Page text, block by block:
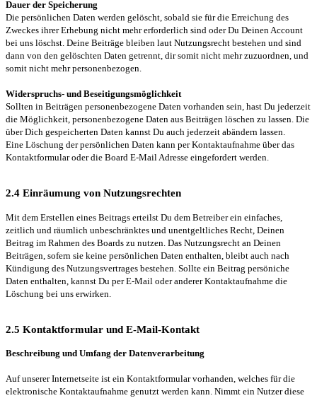
Dauer der Speicherung
Die persönlichen Daten werden gelöscht, sobald sie für die Erreichung des
Zweckes ihrer Erhebung nicht mehr erforderlich sind oder Du Deinen Account
bei uns löschst. Deine Beiträge bleiben laut Nutzungsrecht bestehen und sind
dann von den gelöschten Daten getrennt, dir somit nicht mehr zuzuordnen, und
somit nicht mehr personenbezogen.
Widerspruchs- und Beseitigungsmöglichkeit
Sollten in Beiträgen personenbezogene Daten vorhanden sein, hast Du jederzeit
die Möglichkeit, personenbezogene Daten aus Beiträgen löschen zu lassen. Die
über Dich gespeicherten Daten kannst Du auch jederzeit abändern lassen.
Eine Löschung der persönlichen Daten kann per Kontaktaufnahme über das
Kontaktformular oder die Board E-Mail Adresse eingefordert werden.
2.4 Einräumung von Nutzungsrechten
Mit dem Erstellen eines Beitrags erteilst Du dem Betreiber ein einfaches,
zeitlich und räumlich unbeschränktes und unentgeltliches Recht, Deinen
Beitrag im Rahmen des Boards zu nutzen. Das Nutzungsrecht an Deinen
Beiträgen, sofern sie keine persönlichen Daten enthalten, bleibt auch nach
Kündigung des Nutzungsvertrages bestehen. Sollte ein Beitrag persöniche
Daten enthalten, kannst Du per E-Mail oder anderer Kontaktaufnahme die
Löschung bei uns erwirken.
2.5 Kontaktformular und E-Mail-Kontakt
Beschreibung und Umfang der Datenverarbeitung
Auf unserer Internetseite ist ein Kontaktformular vorhanden, welches für die
elektronische Kontaktaufnahme genutzt werden kann. Nimmt ein Nutzer diese